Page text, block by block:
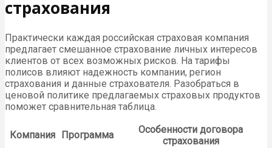
страхования
Практически каждая российская страховая компания
предлагает смешанное страхование личных интересов
клиентов от всех возможных рисков. На тарифы
полисов влияют надежность компании, регион
страхования и данные страхователя. Разобраться в
ценовой политике предлагаемых страховых продуктов
поможет сравнительная таблица.
Компания Программа
Особенности договора
страхования